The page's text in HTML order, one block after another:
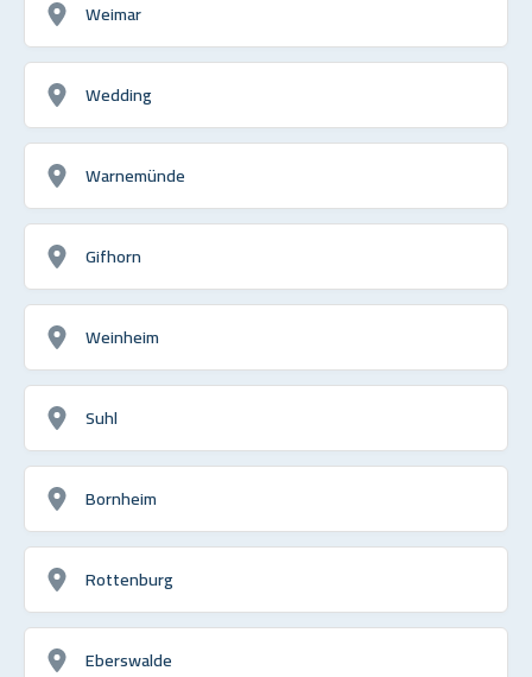
Weimar
Wedding
Warnemünde
Gifhorn
Weinheim
Suhl
Bornheim
Rottenburg
Eberswalde